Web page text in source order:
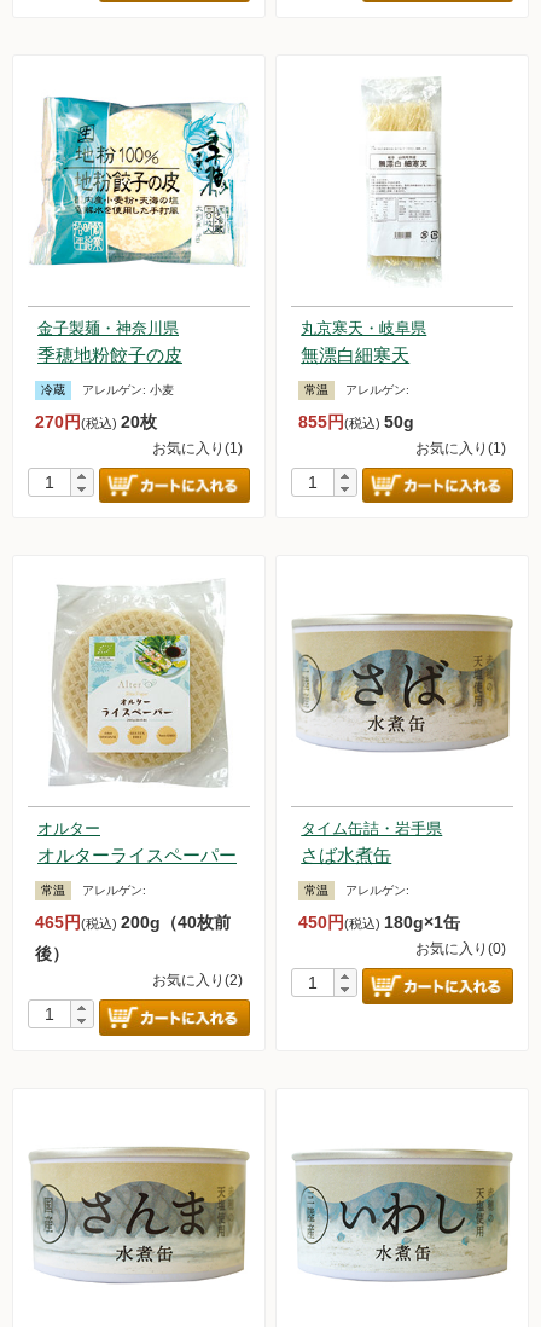
金子製麺・神奈川県
季穂地粉餃子の皮
冷蔵 アレルゲン: 小麦
270円(税込) 20枚
お気に入り(1)
丸京寒天・岐阜県
無漂白細寒天
常温 アレルゲン:
855円(税込)50g
お気に入り(1)
オルター
オルターライスペーパー
常温 アレルゲン:
465円(税込) 200g（40枚前
後）
お気に入り(2)
タイム缶詰・岩手県
さば水煮缶
常温 アレルゲン:
450円(税込)180g×1缶
お気に入り(0)